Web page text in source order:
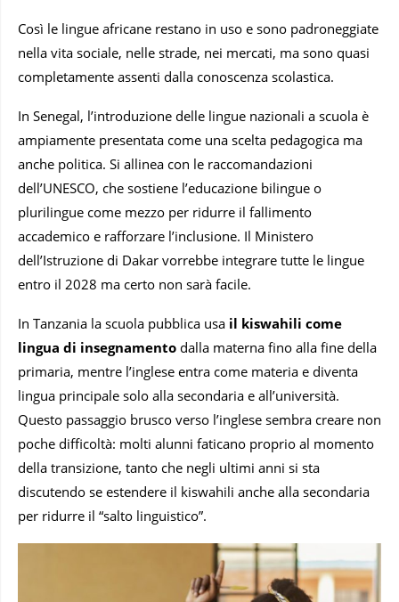
Così le lingue africane restano in uso e sono padroneggiate
nella vita sociale, nelle strade, nei mercati, ma sono quasi
completamente assenti dalla conoscenza scolastica.
In Senegal, l’introduzione delle lingue nazionali a scuola è
ampiamente presentata come una scelta pedagogica ma
anche politica. Si allinea con le raccomandazioni
dell’UNESCO, che sostiene l’educazione bilingue o
plurilingue come mezzo per ridurre il fallimento
accademico e rafforzare l’inclusione. Il Ministero
dell’Istruzione di Dakar vorrebbe integrare tutte le lingue
entro il 2028 ma certo non sarà facile.
In Tanzania la scuola pubblica usa il kiswahili come
lingua di insegnamento dalla materna fino alla fine della
primaria, mentre l’inglese entra come materia e diventa
lingua principale solo alla secondaria e all’università.
Questo passaggio brusco verso l’inglese sembra creare non
poche difficoltà: molti alunni faticano proprio al momento
della transizione, tanto che negli ultimi anni si sta
discutendo se estendere il kiswahili anche alla secondaria
per ridurre il “salto linguistico”.